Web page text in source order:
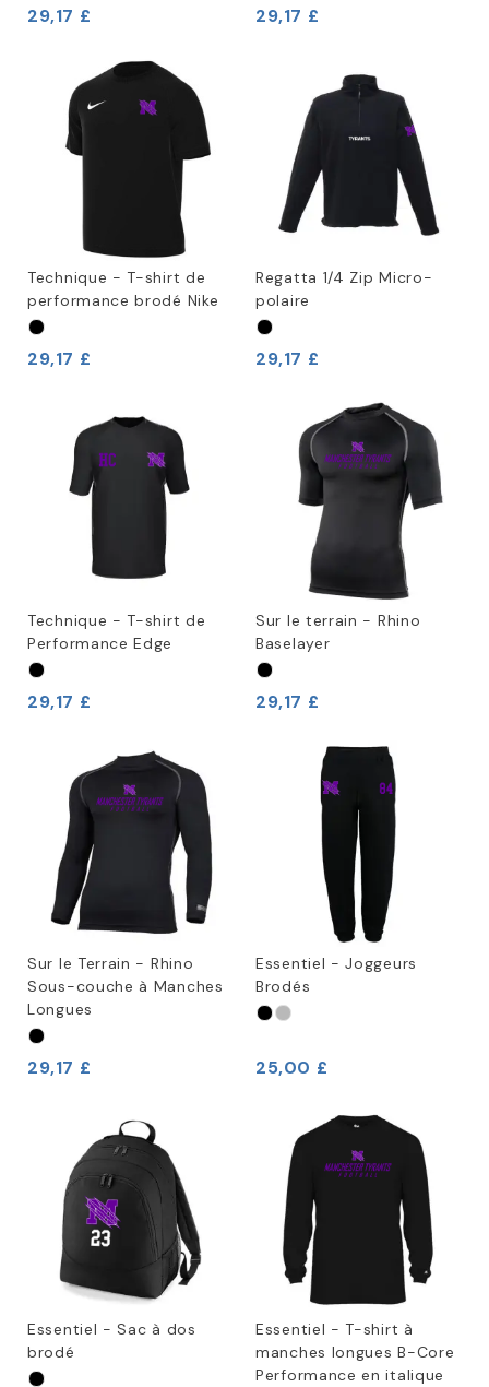
29,17 £ 29,17 £
Technique - T-shirt de
performance brodé Nike
29,17 £
Regatta 1/4 Zip Micro-
polaire
29,17 £
Technique - T-shirt de
Performance Edge
29,17 £
Sur le terrain - Rhino
Baselayer
29,17 £
Sur le Terrain - Rhino
Sous-couche à Manches
Longues
29,17 £
Essentiel - Joggeurs
Brodés
25,00 £
Essentiel - Sac à dos
brodé
Essentiel - T-shirt à
manches longues B-Core
Performance en italique